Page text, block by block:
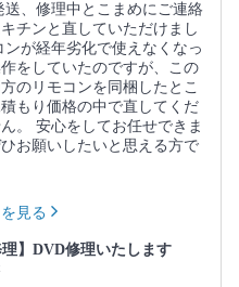
、修理中とこまめにご連絡
チンと直していただけまし
が経年劣化で使えなくなっ
をしていたのですが、この
のリモコンを同梱したとこ
もり価格の中で直してくだ
。 安心をしてお任せできま
お願いしたいと思える方で
見る
理】DVD修理いたします